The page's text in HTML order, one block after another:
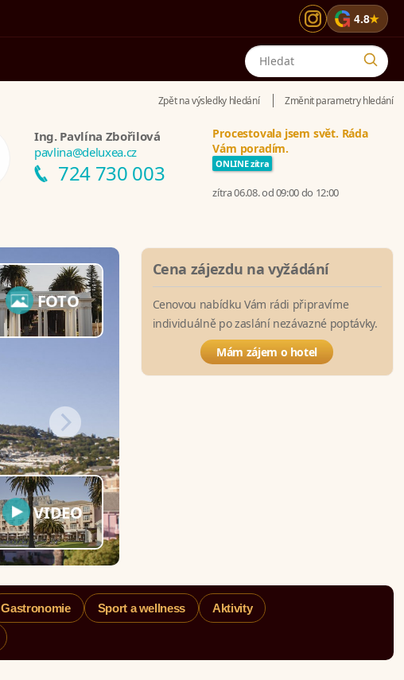
G 4.8★
Zpět na výsledky hledání Změnit parametry hledání
Ing. Pavlína Zbořilová
pavlina@deluxea.cz
724 730 003
Procestovala jsem svět. Ráda
Vám poradím.
ONLINE zítra
zítra 06.08. od 09:00 do 12:00
FOTO
VIDEO
Cena zájezdu na vyžádání
Cenovou nabídku Vám rádi připravíme
individuálně po zaslání nezávazné poptávky.
Mám zájem o hotel
Gastronomie Sport a wellness Aktivity